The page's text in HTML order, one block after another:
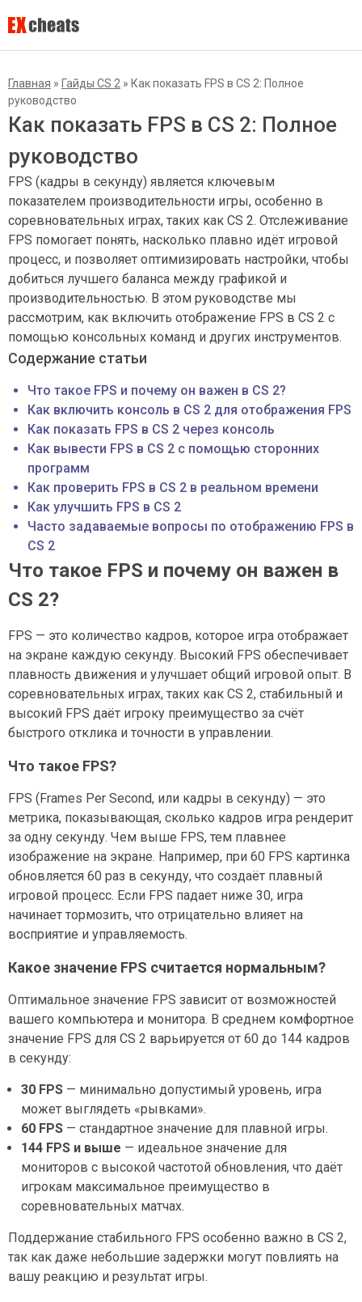
Главная » Гайды CS 2 » Как показать FPS в CS 2: Полное
руководство
Как показать FPS в CS 2: Полное
руководство
FPS (кадры в секунду) является ключевым
показателем производительности игры, особенно в
соревновательных играх, таких как CS 2. Отслеживание
FPS помогает понять, насколько плавно идёт игровой
процесс, и позволяет оптимизировать настройки, чтобы
добиться лучшего баланса между графикой и
производительностью. В этом руководстве мы
рассмотрим, как включить отображение FPS в CS 2 с
помощью консольных команд и других инструментов.
Содержание статьи
Что такое FPS и почему он важен в CS 2?
Как включить консоль в CS 2 для отображения FPS
Как показать FPS в CS 2 через консоль
Как вывести FPS в CS 2 с помощью сторонних
программ
Как проверить FPS в CS 2 в реальном времени
Как улучшить FPS в CS 2
Часто задаваемые вопросы по отображению FPS в
CS 2
Что такое FPS и почему он важен в
CS 2?
FPS — это количество кадров, которое игра отображает
на экране каждую секунду. Высокий FPS обеспечивает
плавность движения и улучшает общий игровой опыт. В
соревновательных играх, таких как CS 2, стабильный и
высокий FPS даёт игроку преимущество за счёт
быстрого отклика и точности в управлении.
Что такое FPS?
FPS (Frames Per Second, или кадры в секунду) — это
метрика, показывающая, сколько кадров игра рендерит
за одну секунду. Чем выше FPS, тем плавнее
изображение на экране. Например, при 60 FPS картинка
обновляется 60 раз в секунду, что создаёт плавный
игровой процесс. Если FPS падает ниже 30, игра
начинает тормозить, что отрицательно влияет на
восприятие и управляемость.
Какое значение FPS считается нормальным?
Оптимальное значение FPS зависит от возможностей
вашего компьютера и монитора. В среднем комфортное
значение FPS для CS 2 варьируется от 60 до 144 кадров
в секунду:
30 FPS — минимально допустимый уровень, игра
может выглядеть «рывками».
60 FPS — стандартное значение для плавной игры.
144 FPS и выше — идеальное значение для
мониторов с высокой частотой обновления, что даёт
игрокам максимальное преимущество в
соревновательных матчах.
Поддержание стабильного FPS особенно важно в CS 2,
так как даже небольшие задержки могут повлиять на
вашу реакцию и результат игры.